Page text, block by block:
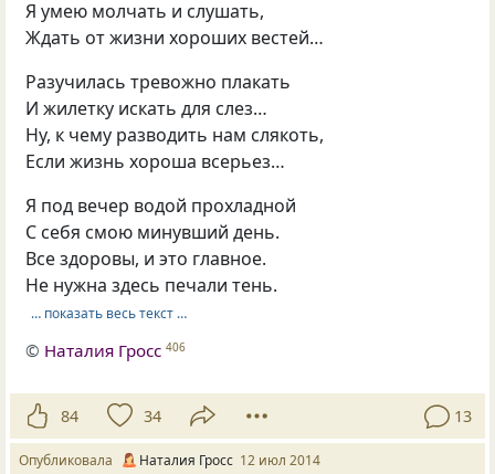
Я умею молчать и слушать,
Ждать от жизни хороших вестей…
Разучилась тревожно плакать
И жилетку искать для слез…
Ну, к чему разводить нам слякоть,
Если жизнь хороша всерьез…
Я под вечер водой прохладной
С себя смою минувший день.
Все здоровы, и это главное.
Не нужна здесь печали тень.
… показать весь текст …
© Наталия Гросс 406
84 34 13
Опубликовала Наталия Гросс 12 июл 2014